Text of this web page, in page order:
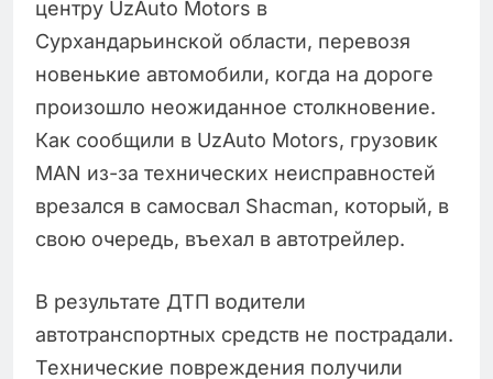
центру UzAuto Motors в
Сурхандарьинской области, перевозя
новенькие автомобили, когда на дороге
произошло неожиданное столкновение.
Как сообщили в UzAuto Motors, грузовик
MAN из-за технических неисправностей
врезался в самосвал Shacman, который, в
свою очередь, въехал в автотрейлер.
В результате ДТП водители
автотранспортных средств не пострадали.
Технические повреждения получили